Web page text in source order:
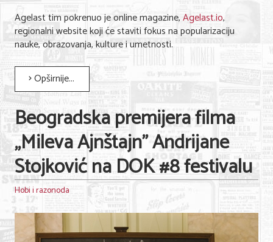
Agelast tim pokrenuo je online magazine,Agelast.io,
regionalni website koji će staviti fokus na popularizaciju
nauke, obrazovanja, kulture i umetnosti.
Opširnije...
Beogradska premijera filma
„Mileva Ajnštajn" Andrijane
Stojković na DOK #8 festivalu
Hobi i razonoda